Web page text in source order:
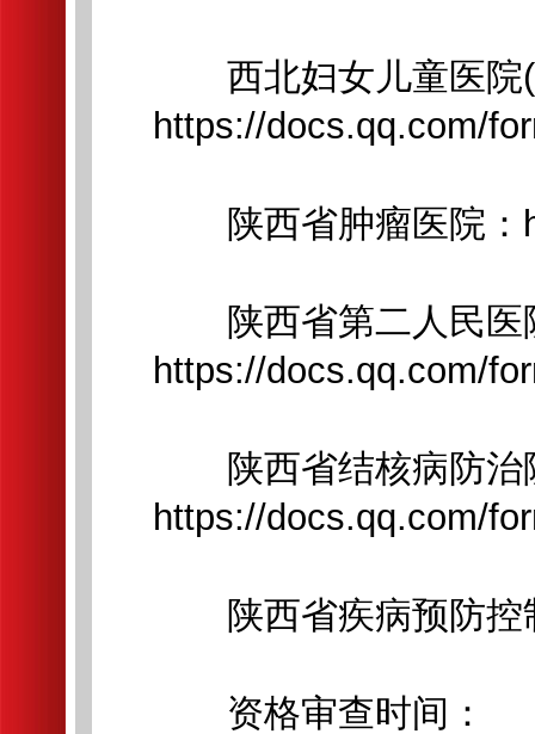
西北妇女儿童医院(
https://docs.qq.com/
陕西省肿瘤医院：
陕西省第二人民医
https://docs.qq.com/
陕西省结核病防治
https://docs.qq.com/
陕西省疾病预防控
资格审查时间：